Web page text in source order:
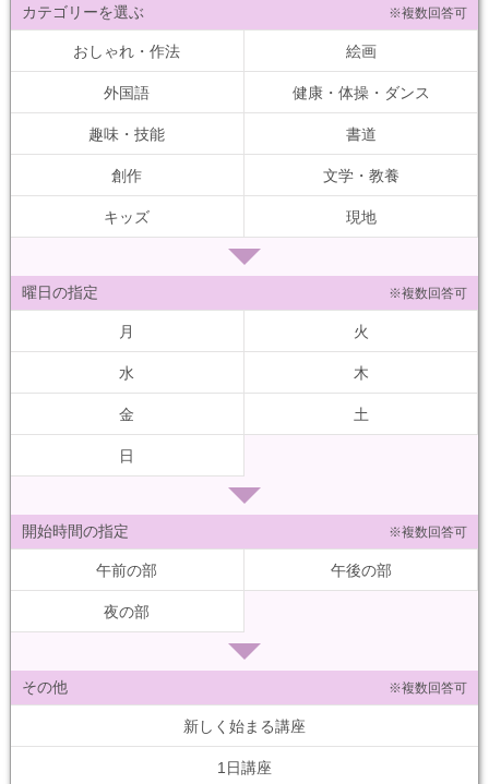
カテゴリーを選ぶ ※複数回答可
おしゃれ・作法 絵画
外国語 健康・体操・ダンス
趣味・技能 書道
創作 文学・教養
キッズ 現地
曜日の指定 ※複数回答可
月 火
水 木
金 土
日
開始時間の指定 ※複数回答可
午前の部 午後の部
夜の部
その他 ※複数回答可
新しく始まる講座
1日講座